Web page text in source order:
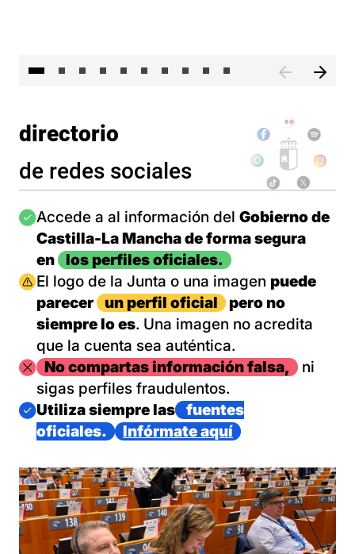
directorio
de redes sociales
Imagen
Accede a al información del Gobierno de
Castilla-La Mancha de forma segura
en
los perfiles oficiales.
Imagen
El logo de la Junta o una imagen puede
parecer
un perfil oficial
pero no
siempre lo es. Una imagen no acredita
que la cuenta sea auténtica.
ImagenNo compartas información falsa,
ni
sigas perfiles fraudulentos.
Imagen
Utiliza siempre las
fuentes
oficiales.
Infórmate aquí